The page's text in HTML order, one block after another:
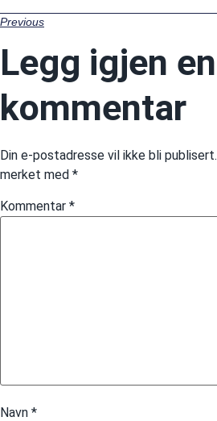
Previous
Legg igjen en
kommentar
Din e-postadresse vil ikke bli publisert.
merket med *
Kommentar *
Navn *